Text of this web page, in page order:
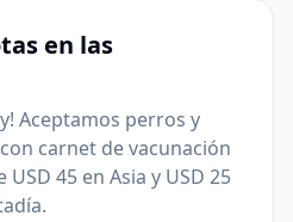
en las
Aceptamos perros y
carnet de vacunación
45 en Asia y USD 25